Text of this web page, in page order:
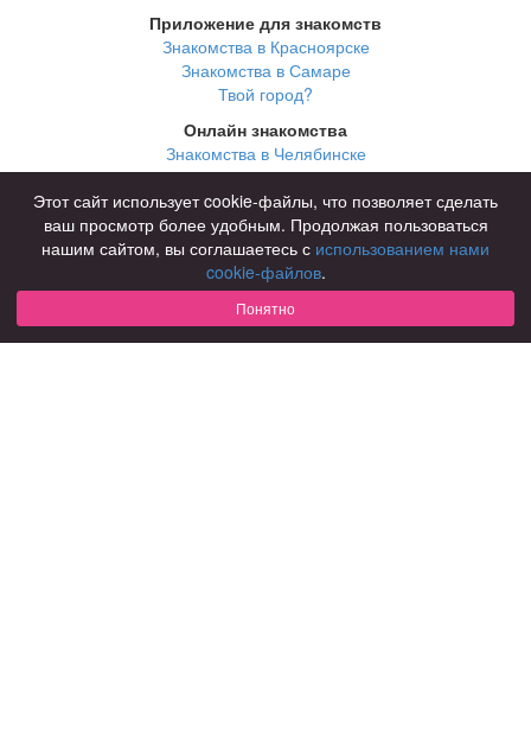
Приложение для знакомств
Знакомства в Красноярске
Знакомства в Самаре
Твой город?
Онлайн знакомства
Знакомства в Челябинске
Знакомства в Омске
Знакомства в Нижнем Новгороде
Для чего
для брака и создания семьи
для любви и с/о
для дружбы
Этот сайт использует cookie-файлы, что позволяет сделать
ваш просмотр более удобным. Продолжая пользоваться
нашим сайтом, вы соглашаетесь с использованием нами
cookie-файлов.
Понятно